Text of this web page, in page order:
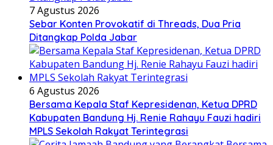
7 Agustus 2026
Sebar Konten Provokatif di Threads, Dua Pria
Ditangkap Polda Jabar
6 Agustus 2026
Bersama Kepala Staf Kepresidenan, Ketua DPRD
Kabupaten Bandung Hj. Renie Rahayu Fauzi hadiri
MPLS Sekolah Rakyat Terintegrasi